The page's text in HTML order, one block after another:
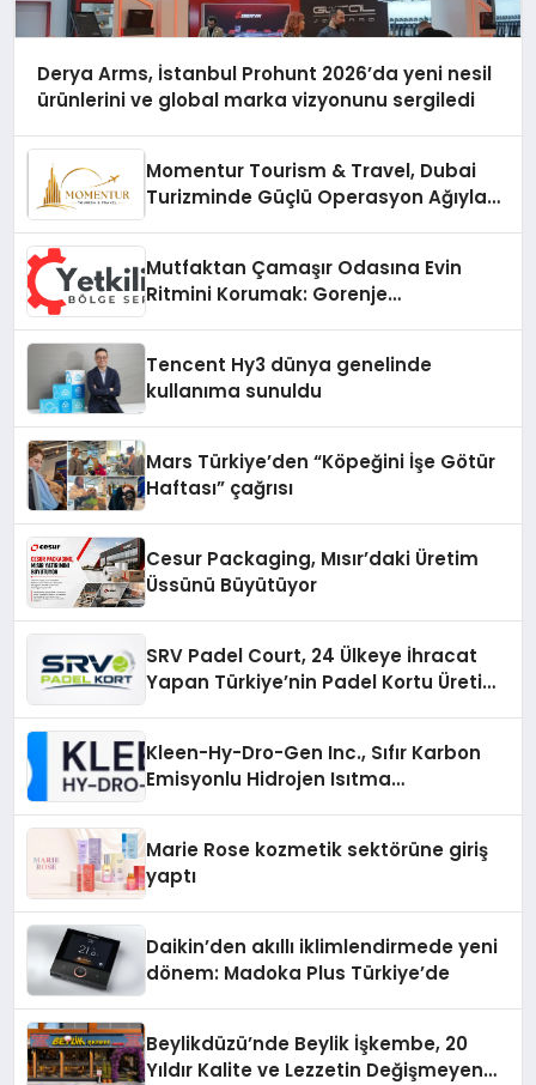
Derya Arms, İstanbul Prohunt 2026’da yeni nesil
ürünlerini ve global marka vizyonunu sergiledi
Momentur Tourism & Travel, Dubai
Turizminde Güçlü Operasyon Ağıyla
Mutfaktan Çamaşır Odasına Evin
Ritmini Korumak: Gorenje
Tencent Hy3 dünya genelinde
kullanıma sunuldu
Mars Türkiye’den “Köpeğini İşe Götür
Haftası” çağrısı
Cesur Packaging, Mısır’daki Üretim
Üssünü Büyütüyor
SRV Padel Court, 24 Ülkeye İhracat
Yapan Türkiye’nin Padel Kortu Üretim
Kleen-Hy-Dro-Gen Inc., Sıfır Karbon
Emisyonlu Hidrojen Isıtma
Marie Rose kozmetik sektörüne giriş
yaptı
Daikin’den akıllı iklimlendirmede yeni
dönem: Madoka Plus Türkiye’de
Beylikdüzü’nde Beylik İşkembe, 20
Yıldır Kalite ve Lezzetin Değişmeyen